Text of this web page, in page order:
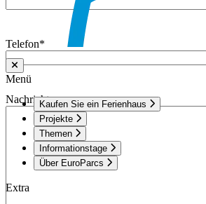
Menü
Kaufen Sie ein Ferienhaus
Projekte
Themen
Informationstage
Über EuroParcs
Extra
Telefon*
Nachricht